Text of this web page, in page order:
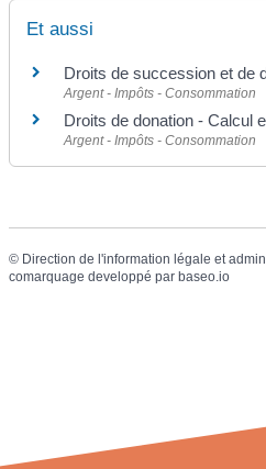
Et aussi
Droits de succession et de
Argent - Impôts - Consommation
Droits de donation - Calcul
Argent - Impôts - Consommation
© Direction de l'information légale et
comarquage developpé parbaseo.io